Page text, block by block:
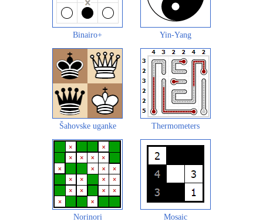
Binairo+ Yin-Yang
Šahovske uganke Thermometers
Norinori Mosaic